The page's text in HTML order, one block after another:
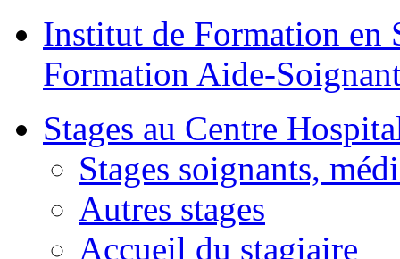
Institut de Formation
Formation Aide-
Stages au Centre
Stages soignants,
Autres stages
Accueil du stagiaire